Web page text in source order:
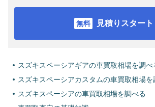
見積りスタート
スズキスペーシアギアの車買取相場を調べ
スズキスペーシアカスタムの車買取相場を
スズキスペーシアの車買取相場を調べる